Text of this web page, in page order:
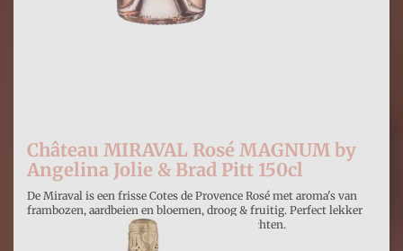
Château MIRAVAL Rosé MAGNUM by
Angelina Jolie & Brad Pitt 150cl
De Miraval is een frisse Cotes de Provence Rosé met aroma's van
frambozen, aardbeien en bloemen, droog & fruitig. Perfect lekker
fris als apéro, bij het voorgerecht en vis gerechten.